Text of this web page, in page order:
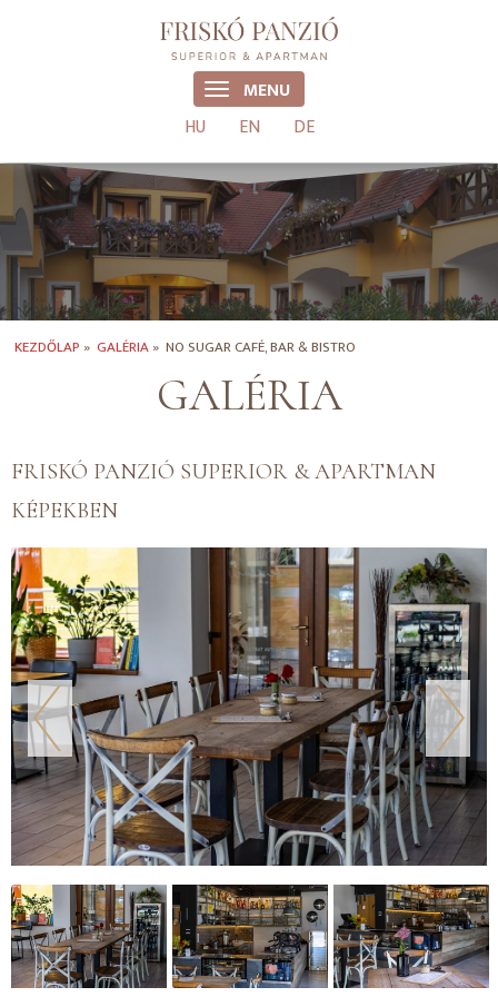
MENU
HU
EN DE
KEZDŐLAP » GALÉRIA» NO SUGAR CAFÉ, BAR & BISTRO
GALÉRIA
FRISKÓ PANZIÓ SUPERIOR & APARTMAN
KÉPEKBEN